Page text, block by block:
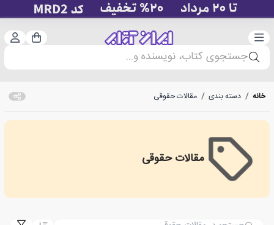
دسته‌بندی سبد
جستجوی کتاب، نویسنده و...
خانه / دسته بندی / مقالات حقوقی
مقالات حقوقی
Legal articles